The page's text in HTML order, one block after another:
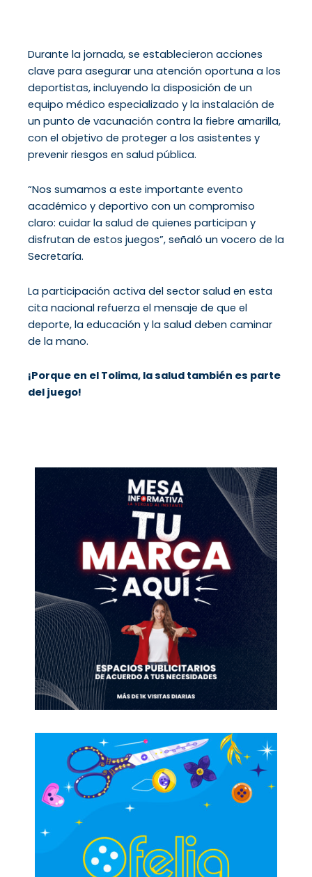
Durante la jornada, se establecieron acciones
clave para asegurar una atención oportuna a los
deportistas, incluyendo la disposición de un
equipo médico especializado y la instalación de
un punto de vacunación contra la fiebre amarilla,
con el objetivo de proteger a los asistentes y
prevenir riesgos en salud pública.
“Nos sumamos a este importante evento
académico y deportivo con un compromiso
claro: cuidar la salud de quienes participan y
disfrutan de estos juegos”, señaló un vocero de la
Secretaría.
La participación activa del sector salud en esta
cita nacional refuerza el mensaje de que el
deporte, la educación y la salud deben caminar
de la mano.
¡Porque en el Tolima, la salud también es parte
del juego!